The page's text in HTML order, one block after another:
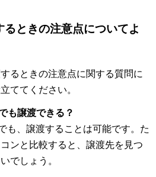
ときの注意点についてよ
るときの注意点に関する質問に
ててください。
も譲渡できる？
も、譲渡することは可能です。た
ンと比較すると、譲渡先を見つ
でしょう。